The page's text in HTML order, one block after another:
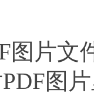
片文件
图